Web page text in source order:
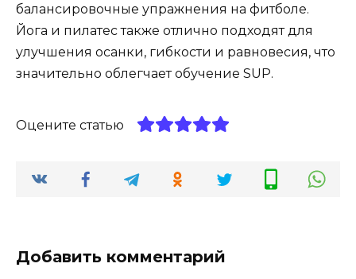
балансировочные упражнения на фитболе.
Йога и пилатес также отлично подходят для
улучшения осанки, гибкости и равновесия, что
значительно облегчает обучение SUP.
Оцените статью
Добавить комментарий